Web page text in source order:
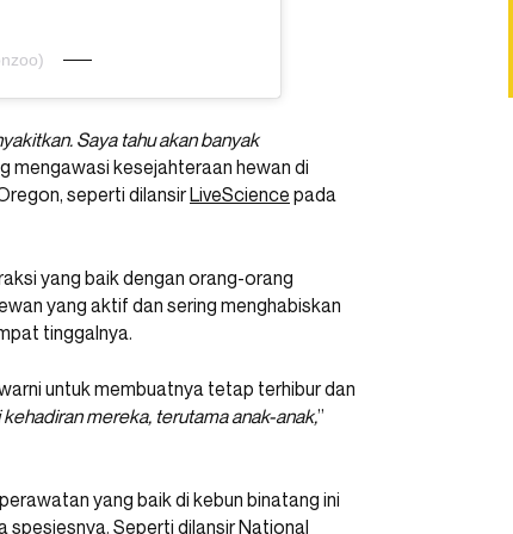
Saya tahu akan banyak
mengawasi kesejahteraan hewan di
seperti dilansirLiveScience pada
yang baik dengan orang-orang
yang aktif dan sering menghabiskan
tinggalnya.
untuk membuatnya tetap terhibur dan
mereka, terutama anak-anak,”
yang baik di kebun binatang ini
spesiesnya. Seperti dilansirNational